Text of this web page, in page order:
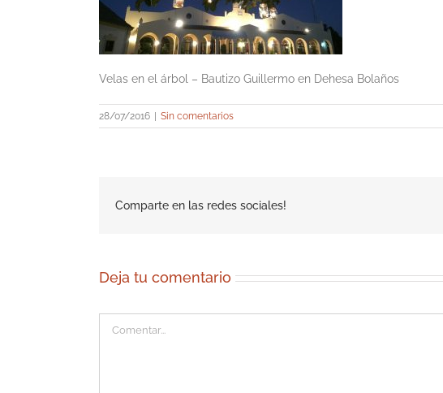
Velas en el árbol – Bautizo Guillermo en Dehesa Bolaños
28/07/2016 Sin comentarios
Comparte en las redes sociales!
Deja tu comentario